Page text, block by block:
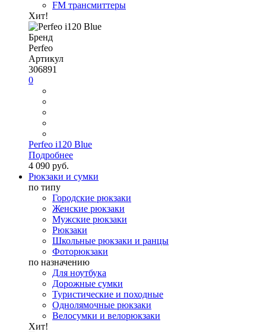
FM трансмиттеры
Хит!
Бренд
Perfeo
Артикул
306891
0
Perfeo i120 Blue
Подробнее
4 090 руб.
Рюкзаки и сумки
по типу
Городские рюкзаки
Женские рюкзаки
Мужские рюкзаки
Рюкзаки
Школьные рюкзаки и ранцы
Фоторюкзаки
по назначению
Для ноутбука
Дорожные сумки
Туристические и походные
Однолямочные рюкзаки
Велосумки и велорюкзаки
Хит!